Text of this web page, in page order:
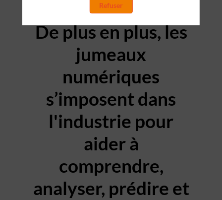
PRESENTATION
De plus en plus, les
jumeaux
numériques
s’imposent dans
l'industrie pour
aider à
comprendre,
analyser, prédire et
Refuser